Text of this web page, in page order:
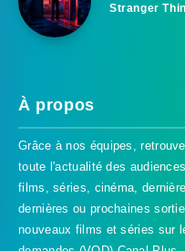
Stranger
À propos
Grâce à nos équipes,
toute l'actualité des
films, séries, cinéma,
dernières ou prochaines
nouveaux films et séries sur